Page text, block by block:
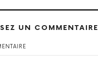
UN COMMENTAIRE